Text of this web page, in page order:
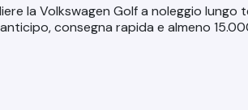
la Volkswagen Golf a noleggio
, consegna rapida e almeno